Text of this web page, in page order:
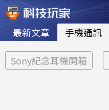
最新文章 手機通訊
Sony紀念耳機開箱